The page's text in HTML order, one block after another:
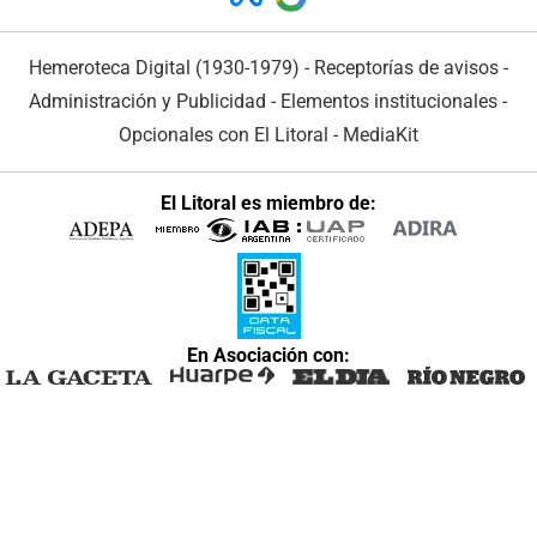
Hemeroteca Digital (1930-1979) - Receptorías de avisos -
Administración y Publicidad - Elementos institucionales -
Opcionales con El Litoral - MediaKit
El Litoral es miembro de:
En Asociación con: